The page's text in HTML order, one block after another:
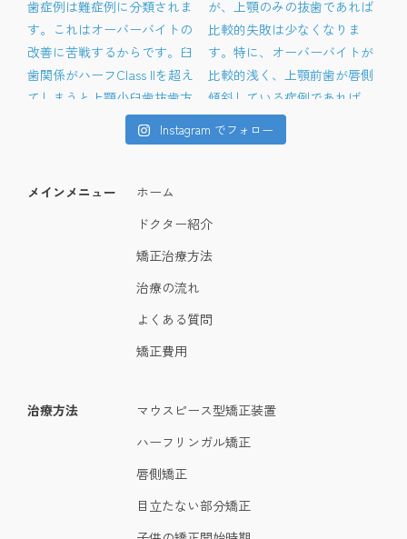
Instagram でフォロー
メインメニュー
ホーム
ドクター紹介
矯正治療方法
治療の流れ
よくある質問
矯正費用
治療方法
マウスピース型矯正装置
ハーフリンガル矯正
唇側矯正
目立たない部分矯正